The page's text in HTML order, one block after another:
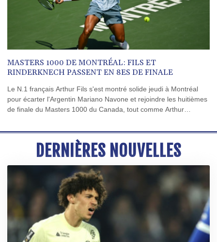
MASTERS 1000 DE MONTRÉAL: FILS ET
RINDERKNECH PASSENT EN 8ES DE FINALE
Le N.1 français Arthur Fils s'est montré solide jeudi à Montréal
pour écarter l'Argentin Mariano Navone et rejoindre les huitièmes
de finale du Masters 1000 du Canada, tout comme Arthur
Tiafoe.
DERNIÈRES NOUVELLES